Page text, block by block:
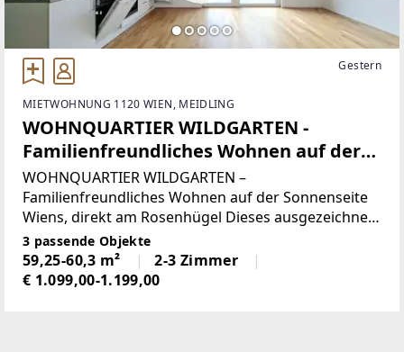
Gestern
MIETWOHNUNG 1120 WIEN, MEIDLING
WOHNQUARTIER WILDGARTEN -
Familienfreundliches Wohnen auf der
Sonnenseite Wiens direkt am
Rosenhügel
WOHNQUARTIER WILDGARTEN –
Familienfreundliches Wohnen auf der Sonnenseite
Wiens, direkt am Rosenhügel Dieses ausgezeichnete
Wohnprojekt im 12. Wiener Gemeindebezirk am
Rosenhügel – einem Ausläufer des Wienerwaldes –
verbindet urbanes Leben
3 passende Objekte
59,25-60,3 m²
2-3 Zimmer
€ 1.099,00-1.199,00